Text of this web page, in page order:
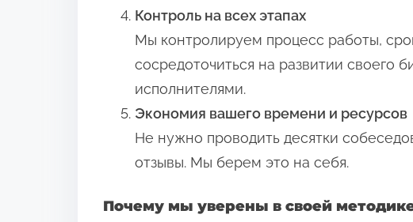
Контроль на всех этапах
Мы контролируем процесс работы,
сосредоточиться на развитии своего
исполнителями.
Экономия вашего времени и ресурсов
Не нужно проводить десятки
отзывы. Мы берем это на себя.
Почему мы уверены в своей